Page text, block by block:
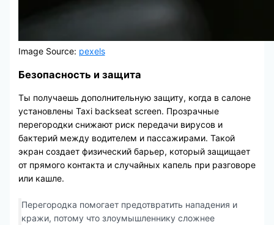
Image Source: pexels
Безопасность и защита
Ты получаешь дополнительную защиту, когда в салоне
установлены Taxi backseat screen. Прозрачные
перегородки снижают риск передачи вирусов и
бактерий между водителем и пассажирами. Такой
экран создает физический барьер, который защищает
от прямого контакта и случайных капель при разговоре
или кашле.
Перегородка помогает предотвратить нападения и
кражи, потому что злоумышленнику сложнее